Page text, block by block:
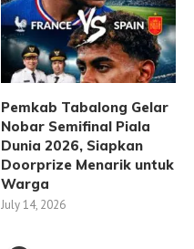
Pemkab Tabalong Gelar
Nobar Semifinal Piala
Dunia 2026, Siapkan
Doorprize Menarik untuk
Warga
July 14, 2026